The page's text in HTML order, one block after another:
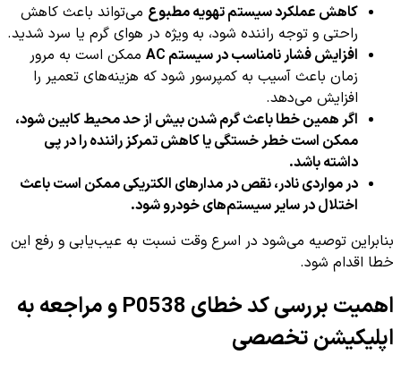
کاهش عملکرد سیستم تهویه مطبوع می‌تواند باعث کاهش
راحتی و توجه راننده شود، به ویژه در هوای گرم یا سرد شدید.
افزایش فشار نامناسب در سیستم AC
ممکن است به مرور
زمان باعث آسیب به کمپرسور شود که هزینه‌های تعمیر را
افزایش می‌دهد.
اگر همین خطا باعث گرم شدن بیش از حد محیط کابین شود،
ممکن است خطر خستگی یا کاهش تمرکز راننده را در پی
داشته باشد.
در مواردی نادر، نقص در مدارهای الکتریکی ممکن است باعث
اختلال در سایر سیستم‌های خودرو شود.
بنابراین توصیه می‌شود در اسرع وقت نسبت به عیب‌یابی و رفع این
خطا اقدام شود.
اهمیت بررسی کد خطای P0538 و مراجعه به
اپلیکیشن تخصصی